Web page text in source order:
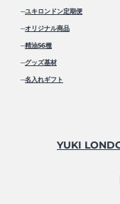
─ユキロンドン定期便
─オリジナル商品
─精油56種
─グッズ基材
─名入れギフト
YUKI